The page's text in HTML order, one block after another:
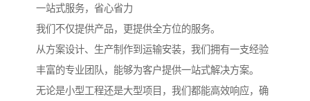
一站式服务，省心省力
我们不仅提供产品，更提供全方位的服务。
从方案设计、生产制作到运输安装，我们拥有一支经验
丰富的专业团队，能够为客户提供一站式解决方案。
无论是小型工程还是大型项目，我们都能高效响应，确